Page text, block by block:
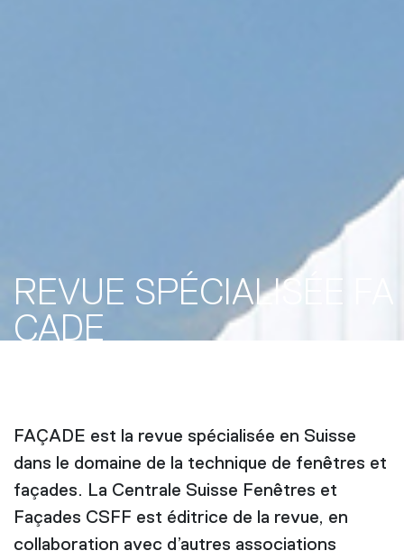
REVUE SPÉCIALISÉE FA
ÇADE
FAÇADE est la revue spécialisée en Suisse
dans le domaine de la technique de fenêtres et
façades. La Centrale Suisse Fenêtres et
Façades CSFF est éditrice de la revue, en
collaboration avec d’autres associations